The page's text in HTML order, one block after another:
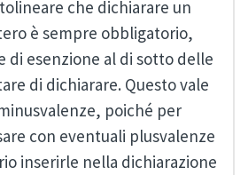
che dichiarare un
è sempre obbligatorio,
di esenzione al di sotto delle
di dichiarare. Questo vale
poiché per
con eventuali plusvalenze
inserirle nella dichiarazione